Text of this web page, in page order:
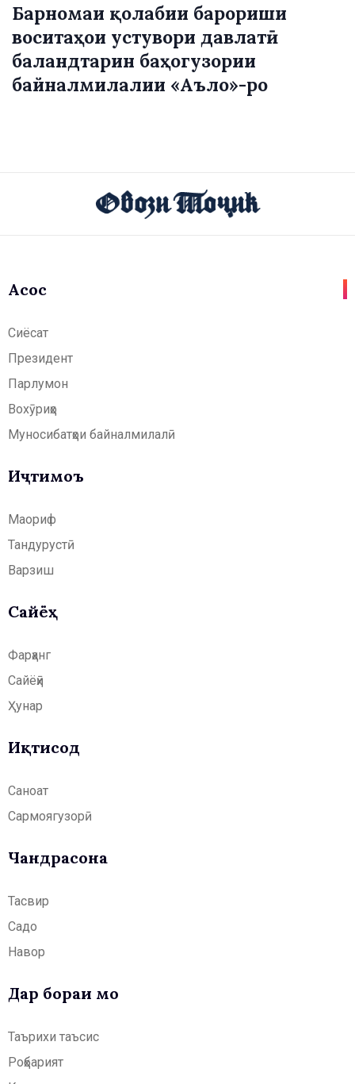
Барномаи қолабии барориши
воситаҳои устувори давлатӣ
баландтарин баҳогузории
байналмилалии «Аъло»-ро
Асосӣ
Сиёсат
Президент
Парлумон
Вохӯриҳо
Муносибатҳои байналмилалӣ
Иҷтимоъ
Маориф
Тандурустӣ
Варзиш
Сайёҳӣ
Фарҳанг
Сайёҳӣ
Ҳунар
Иқтисод
Саноат
Сармоягузорӣ
Чандрасонаӣ
Тасвир
Садо
Навор
Дар бораи мо
Таърихи таъсис
Роҳбарият